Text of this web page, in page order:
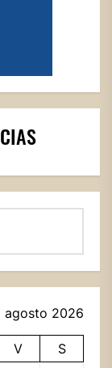
agosto 2026
V
S